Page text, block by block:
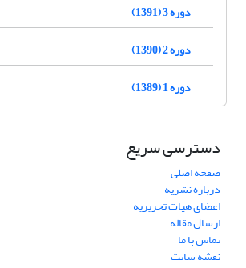
دوره 3 (1391)
دوره 2 (1390)
دوره 1 (1389)
دسترسی سریع
صفحه اصلی
درباره نشریه
اعضای هیات تحریریه
ارسال مقاله
تماس با ما
نقشه سایت